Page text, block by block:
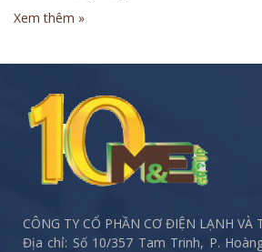
Xem thêm »
CÔNG TY CỔ PHẦN CƠ ĐIỆN LẠNH
Địa chỉ: Số 10/357 Tam Trinh, P.